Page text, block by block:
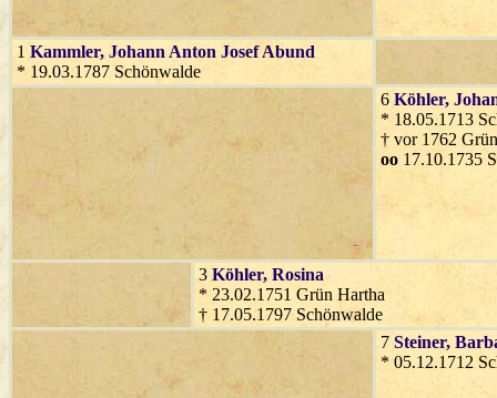
1 Kammler, Johann Anton Josef Abund
* 19.03.1787 Schönwalde
6 Köhler,
* 18.05.1713
† vor 1762
oo 17.10.1735
3 Köhler, Rosina
* 23.02.1751 Grün Hartha
† 17.05.1797 Schönwalde
7 Steiner,
* 05.12.1712